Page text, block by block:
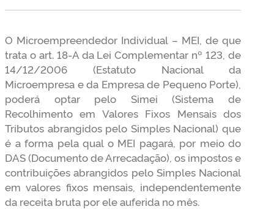
O Microempreendedor Individual – MEI, de que
trata o art. 18-A da Lei Complementar nº 123, de
14/12/2006 (Estatuto Nacional da
Microempresa e da Empresa de Pequeno Porte),
poderá optar pelo Simei (Sistema de
Recolhimento em Valores Fixos Mensais dos
Tributos abrangidos pelo Simples Nacional) que
é a forma pela qual o MEI pagará, por meio do
DAS (Documento de Arrecadação), os impostos e
contribuições abrangidos pelo Simples Nacional
em valores fixos mensais, independentemente
da receita bruta por ele auferida no mês.